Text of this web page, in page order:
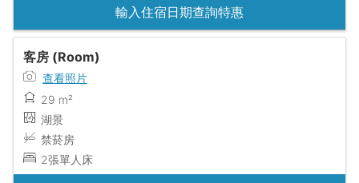
輸入住宿日期查詢特惠
客房 (Room)
查看照片
29 m²
湖景
禁菸房
2張單人床